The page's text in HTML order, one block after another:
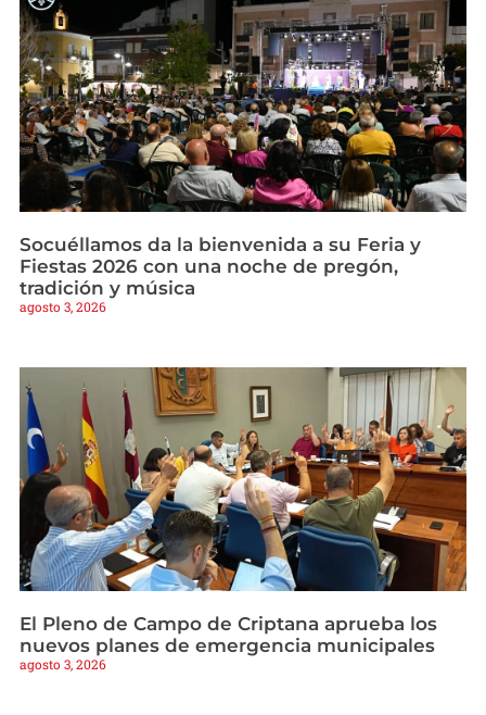
Socuéllamos da la bienvenida a su Feria y
Fiestas 2026 con una noche de pregón,
tradición y música
agosto 3, 2026
El Pleno de Campo de Criptana aprueba los
nuevos planes de emergencia municipales
agosto 3, 2026